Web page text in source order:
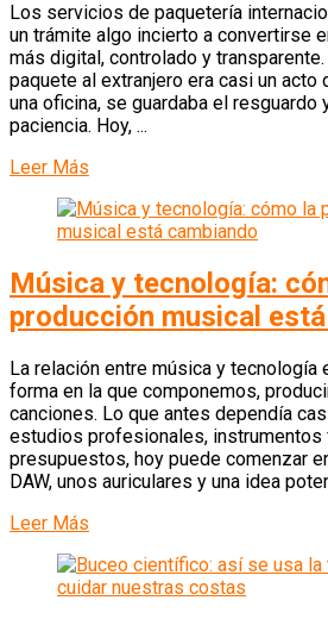
Los servicios de paquetería
un trámite algo incierto a convertirse
más digital, controlado y
paquete al extranjero era casi un acto
una oficina, se guardaba el resguardo
paciencia. Hoy, ...
Leer Más
Música y tecnología:
producción musical
La relación entre música y tecnología
forma en la que componemos,
canciones. Lo que antes dependía
estudios profesionales,
presupuestos, hoy puede comenzar
DAW, unos auriculares y una idea
Leer Más